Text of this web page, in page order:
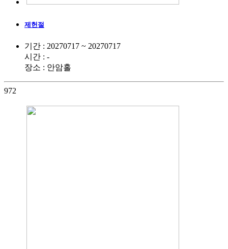
제헌절
기간 : 20270717 ~ 20270717
시간 : -
장소 : 안암홀
972